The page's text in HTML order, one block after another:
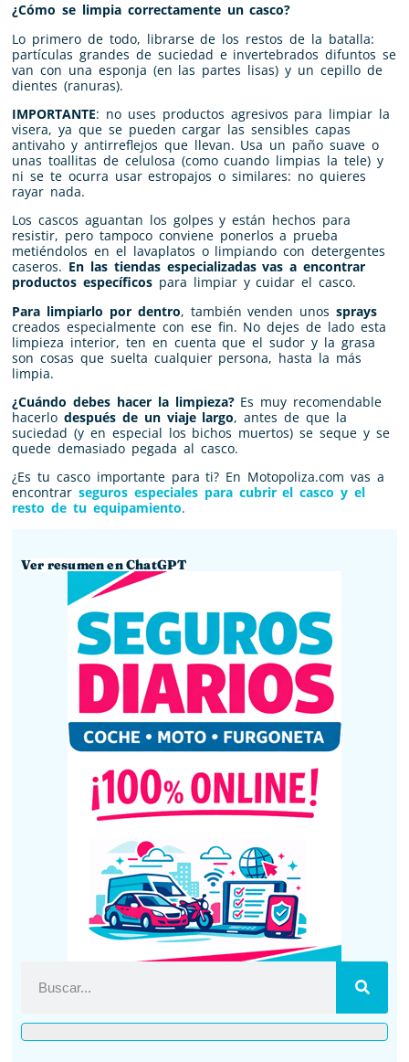
¿Cómo se limpia correctamente un casco?
Lo primero de todo, librarse de los restos de la batalla:
partículas grandes de suciedad e invertebrados difuntos se
van con una esponja (en las partes lisas) y un cepillo de
dientes (ranuras).
IMPORTANTE: no uses productos agresivos para limpiar la
visera, ya que se pueden cargar las sensibles capas
antivaho y antirreflejos que llevan. Usa un paño suave o
unas toallitas de celulosa (como cuando limpias la tele) y
ni se te ocurra usar estropajos o similares: no quieres
rayar nada.
Los cascos aguantan los golpes y están hechos para
resistir, pero tampoco conviene ponerlos a prueba
metiéndolos en el lavaplatos o limpiando con detergentes
caseros. En las tiendas especializadas vas a encontrar
productos específicospara limpiar y cuidar el casco.
Para limpiarlo por dentro, también venden unossprays
creados especialmente con ese fin. No dejes de lado esta
limpieza interior, ten en cuenta que el sudor y la grasa
son cosas que suelta cualquier persona, hasta la más
limpia.
¿Cuándo debes hacer la limpieza?Es muy recomendable
hacerlo después de un viaje largo, antes de que la
suciedad (y en especial los bichos muertos) se seque y se
quede demasiado pegada al casco.
¿Es tu casco importante para ti? En Motopoliza.com vas a
encontrar seguros especiales para cubrir el casco y el
resto de tu equipamiento.
Ver resumen en ChatGPT